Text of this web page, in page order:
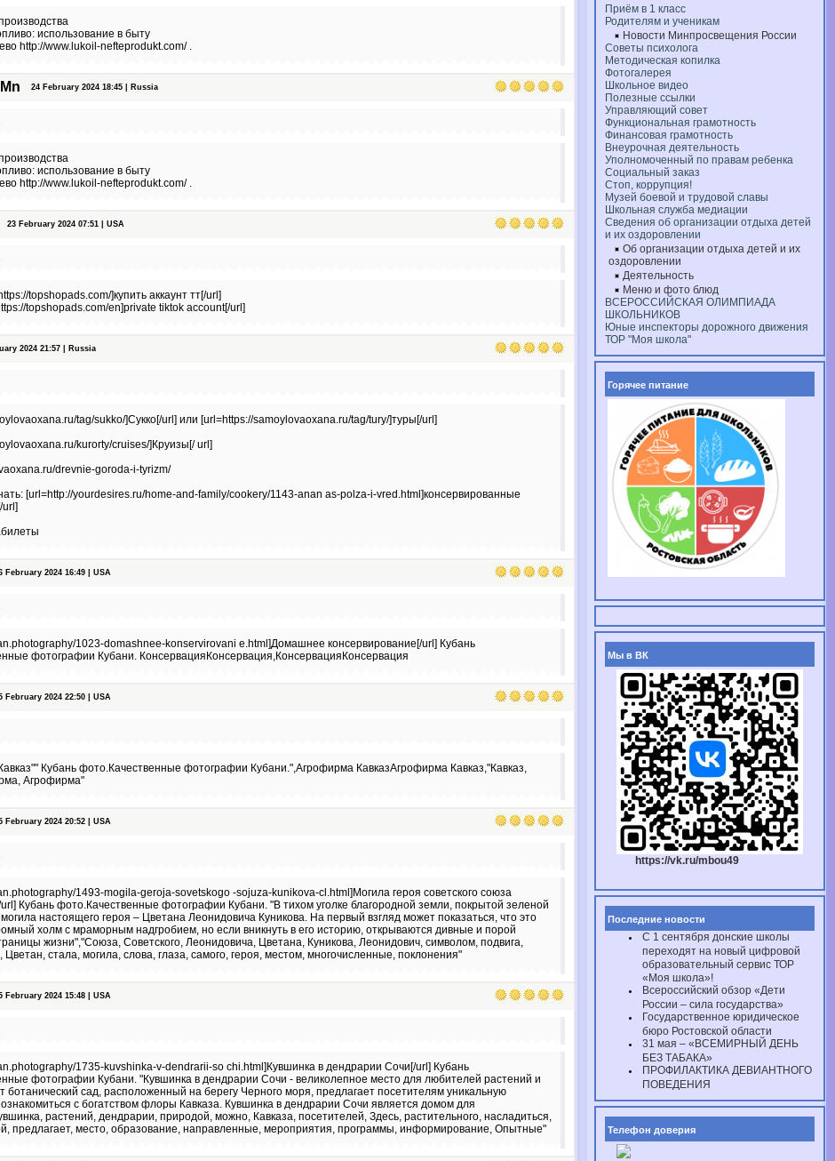
использование в быту
http://www.lukoil-nefteprodukt.com/ .
24 February 2024 18:45 | Russia
использование в быту
http://www.lukoil-nefteprodukt.com/ .
23 February 2024 07:51 | USA
topshopads.com/]купить аккаунт тт[/url]
topshopads.com/en]private tiktok account[/url]
2024 21:57 | Russia
tag/sukko/]Сукко[/url] или [url=https://samoylovaoxana.ru/tag/tury/]туры[/url]
kurorty/cruises/]Круизы[/ url]
drevnie-goroda-i-tyrizm/
[url=http://yourdesires.ru/home-and-family/cookery/1143-anan as-polza-i-vred.html]консервированные
February 2024 16:49 | USA
1023-domashnee-konservirovani e.html]Домашнее консервирование[/url] Кубань
фотографии Кубани. КонсервацияКонсервация,КонсервацияКонсервация
February 2024 22:50 | USA
Кубань фото.Качественные фотографии Кубани.",Агрофирма КавказАгрофирма Кавказ,"Кавказ,
Агрофирма"
February 2024 20:52 | USA
1493-mogila-geroja-sovetskogo -sojuza-kunikova-cl.html]Могила героя советского союза
Кубань фото.Качественные фотографии Кубани. "В тихом уголке благородной земли, покрытой зеленой
настоящего героя – Цветана Леонидовича Куникова. На первый взгляд может показаться, что это
холм с мраморным надгробием, но если вникнуть в его историю, открываются дивные и порой
жизни","Союза, Советского, Леонидовича, Цветана, Куникова, Леонидович, символом, подвига,
Цветан, стала, могила, слова, глаза, самого, героя, местом, многочисленные, поклонения"
February 2024 15:48 | USA
1735-kuvshinka-v-dendrarii-so chi.html]Кувшинка в дендрарии Сочи[/url] Кубань
фотографии Кубани. "Кувшинка в дендрарии Сочи - великолепное место для любителей растений и
ботанический сад, расположенный на берегу Черного моря, предлагает посетителям уникальную
с богатством флоры Кавказа. Кувшинка в дендрарии Сочи является домом для
растений, дендрарии, природой, можно, Кавказа, посетителей, Здесь, растительного, насладиться,
предлагает, место, образование, направленные, мероприятия, программы, информирование, Опытные"
Приём в 1 класс
Родителям и ученикам
Новости Минпросвещения России
Советы психолога
Методическая копилка
Фотогалерея
Школьное видео
Полезные ссылки
Управляющий совет
Функциональная грамотность
Финансовая грамотность
Внеурочная деятельность
Уполномоченный по правам ребенка
Социальный заказ
Стоп, коррупция!
Музей боевой и трудовой славы
Школьная служба медиации
Сведения об организации отдыха детей
и их оздоровлении
Об организации отдыха детей и их
оздоровлении
Деятельность
Меню и фото блюд
ВСЕРОССИЙСКАЯ ОЛИМПИАДА
ШКОЛЬНИКОВ
Юные инспекторы дорожного движения
ТОР "Моя школа"
Горячее питание
Мы в ВК
https://vk.ru/mbou49
Последние новости
С 1 сентября донские школы
переходят на новый цифровой
образовательный сервис ТОР
«Моя школа»!
Всероссийский обзор «Дети
России – сила государства»
Государственное юридическое
бюро Ростовской области
31 мая – «ВСЕМИРНЫЙ ДЕНЬ
БЕЗ ТАБАКА»
ПРОФИЛАКТИКА ДЕВИАНТНОГО
ПОВЕДЕНИЯ
Телефон доверия